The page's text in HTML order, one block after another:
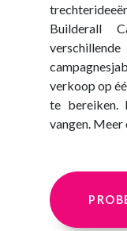
Builderall
verkoop op
te bereiken.
vangen. Meer